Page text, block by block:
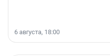
6 августа, 18:00